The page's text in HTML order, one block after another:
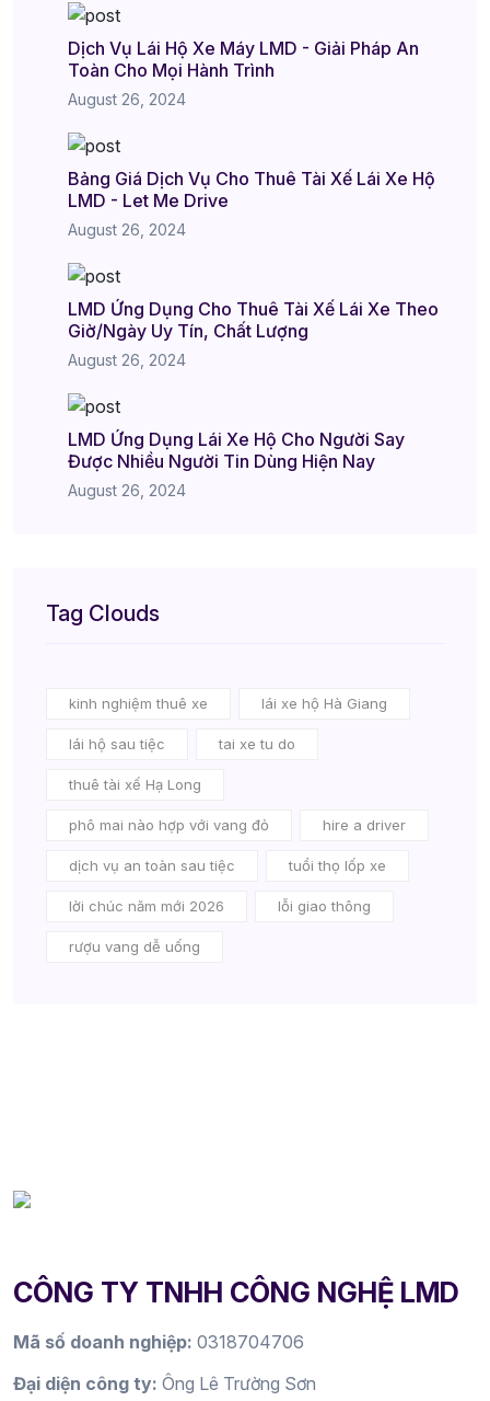
Dịch Vụ Lái Hộ Xe Máy LMD - Giải Pháp An
Toàn Cho Mọi Hành Trình
August 26, 2024
Bảng Giá Dịch Vụ Cho Thuê Tài Xế Lái Xe Hộ
LMD - Let Me Drive
August 26, 2024
LMD Ứng Dụng Cho Thuê Tài Xế Lái Xe Theo
Giờ/Ngày Uy Tín, Chất Lượng
August 26, 2024
LMD Ứng Dụng Lái Xe Hộ Cho Người Say
Được Nhiều Người Tin Dùng Hiện Nay
August 26, 2024
Tag Clouds
kinh nghiệm thuê xe lái xe hộ Hà Giang
lái hộ sau tiệc tai xe tu do
thuê tài xế Hạ Long
phô mai nào hợp với vang đỏ hire a driver
dịch vụ an toàn sau tiệc tuổi thọ lốp xe
lời chúc năm mới 2026 lỗi giao thông
rượu vang dễ uống
CÔNG TY TNHH CÔNG NGHỆ LMD
Mã số doanh nghiệp: 0318704706
Đại diện công ty: Ông Lê Trường Sơn